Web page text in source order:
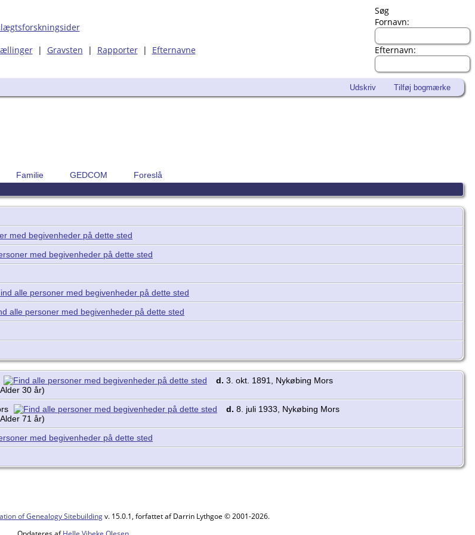
| Gravsten | Rapporter| Efternavne
Søg
Fornavn:
Efternavn:
Udskriv Tilføj bogmærke
Familie GEDCOM Foreslå
d. 3. okt. 1891, Nykøbing Mors
30 år)
d. 8. juli 1933, Nykøbing Mors
71 år)
of Genealogy Sitebuildingv. 15.0.1, forfattet af Darrin Lythgoe © 2001-2026.